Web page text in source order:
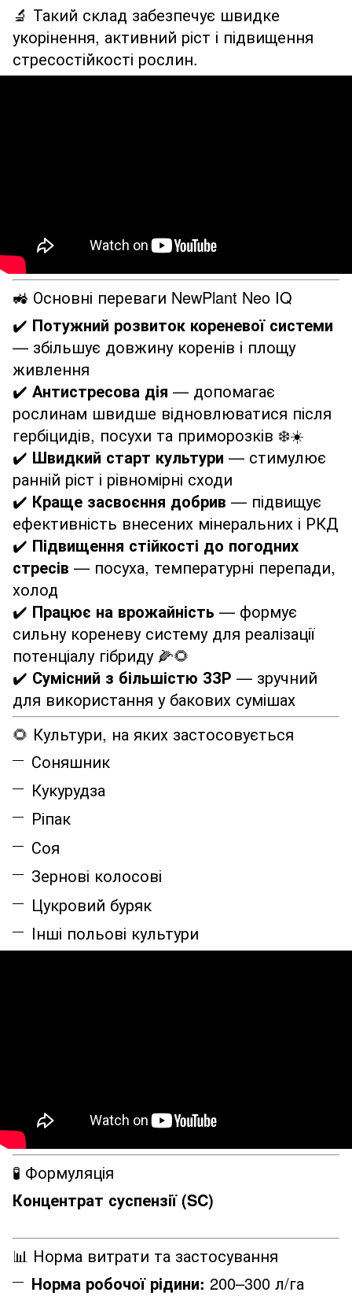
🔬 Такий склад забезпечує швидке
укорінення, активний ріст і підвищення
стресостійкості рослин.
🚜 Основні переваги NewPlant Neo IQ
✔️ Потужний розвиток кореневої системи
— збільшує довжину коренів і площу
живлення
✔️ Антистресова дія — допомагає
рослинам швидше відновлюватися після
гербіцидів, посухи та приморозків ❄️☀️
✔️ Швидкий старт культури — стимулює
ранній ріст і рівномірні сходи
✔️ Краще засвоєння добрив — підвищує
ефективність внесених мінеральних і РКД
✔️ Підвищення стійкості до погодних
стресів — посуха, температурні перепади,
холод
✔️ Працює на врожайність — формує
сильну кореневу систему для реалізації
потенціалу гібриду 🌽🌻
✔️ Сумісний з більшістю ЗЗР — зручний
для використання у бакових сумішах
🌻 Культури, на яких застосовується
Соняшник
Кукурудза
Ріпак
Соя
Зернові колосові
Цукровий буряк
Інші польові культури
🧪 Формуляція
Концентрат суспензії (SC)
📊 Норма витрати та застосування
Норма робочої рідини: 200–300 л/га